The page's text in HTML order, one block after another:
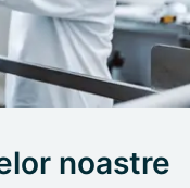
noastre